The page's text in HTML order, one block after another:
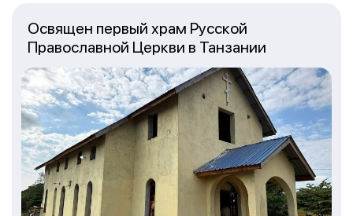
Освящен первый храм Русской
Православной Церкви в Танзании